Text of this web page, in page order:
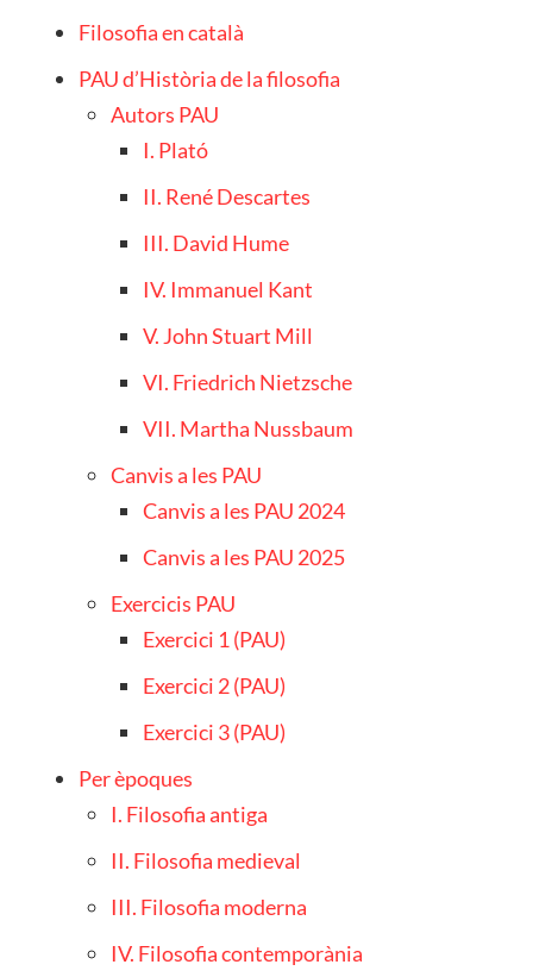
Filosofia en català
PAU d’Història de la filosofia
Autors PAU
I. Plató
II. René Descartes
III. David Hume
IV. Immanuel Kant
V. John Stuart Mill
VI. Friedrich Nietzsche
VII. Martha Nussbaum
Canvis a les PAU
Canvis a les PAU 2024
Canvis a les PAU 2025
Exercicis PAU
Exercici 1 (PAU)
Exercici 2 (PAU)
Exercici 3 (PAU)
Per èpoques
I. Filosofia antiga
II. Filosofia medieval
III. Filosofia moderna
IV. Filosofia contemporània